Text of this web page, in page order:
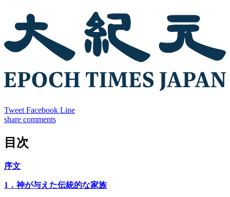
Tweet Facebook Line
share comments
目次
序文
1．神が与えた伝統的な家族